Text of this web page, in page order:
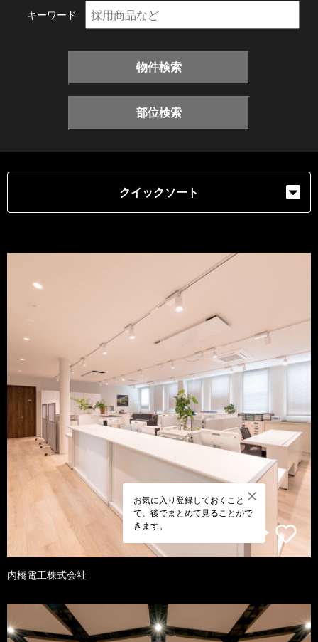
キーワード
物件検索
部位検索
クイックソート
お気に入り登録しておくこと
で、後でまとめて見ることがで
きます。
内橋電工株式会社